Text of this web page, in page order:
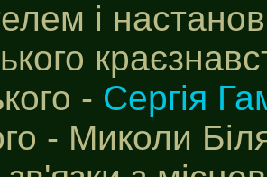
і
- Сергія
- Миколи